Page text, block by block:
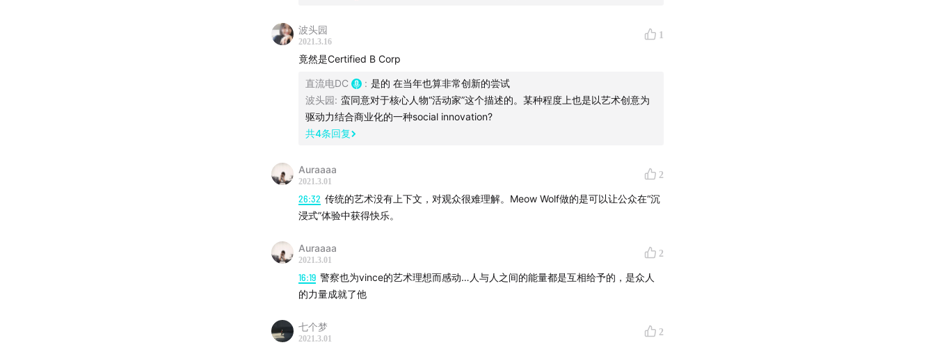
[ 内容索引 ]
Meow Wolf及其诞生地 Santa Fe
保守的美国第三大艺术市场、嬉皮士天堂、Georgia O'Keeffe的创作灵感来源
04:50
共享空间、艺术社区诞生/团队管理理念分歧/灵魂人物Vince暂别Meow Wolf
Vince回归/从舞台剧到大型艺术体验项目/成员离世、团队重新规划发展方向/金
主加持、标杆型项目诞生
波头园
2021.3.16
1
竟然是Certified B Corp
直流电DC : 是的 在当年也算非常创新的尝试
波头园: 蛮同意对于核心人物“活动家”这个描述的。某种程度上也是以艺术创意为
驱动力结合商业化的一种social innovation?
共4条回复
Auraaaa
2021.3.01
2
26:32 传统的艺术没有上下文，对观众很难理解。Meow Wolf做的是可以让公众在“沉
浸式”体验中获得快乐。
Auraaaa
2021.3.01
2
16:19 警察也为vince的艺术理想而感动…人与人之间的能量都是互相给予的，是众人
的力量成就了他
七个梦
2021.3.01
2